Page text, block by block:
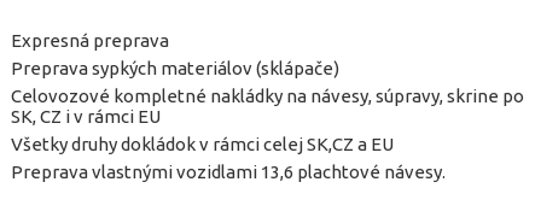
Expresná preprava
Preprava sypkých materiálov (sklápače)
Celovozové kompletné nakládky na návesy, súpravy, skrine po
SK, CZ i v rámci EU
Všetky druhy dokládok v rámci celej SK,CZ a EU
Preprava vlastnými vozidlami 13,6 plachtové návesy.